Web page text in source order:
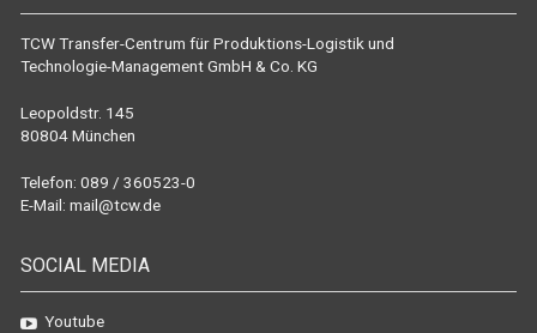
TCW Transfer-Centrum für Produktions-Logistik und
Technologie-Management GmbH & Co. KG
Leopoldstr. 145
80804 München
Telefon: 089 / 360523-0
E-Mail: mail@tcw.de
SOCIAL MEDIA
Youtube